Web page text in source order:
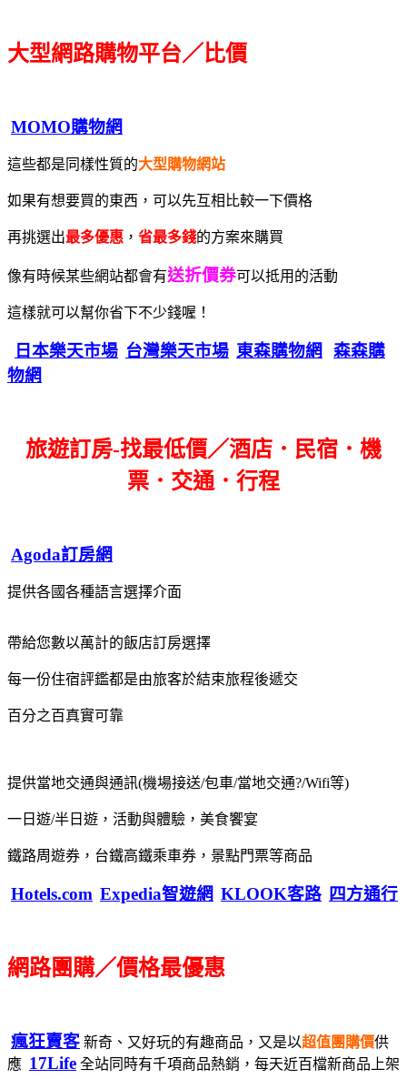
大型網路購物平台／比價
MOMO購物網
這些都是同樣性質的大型購物網站
如果有想要買的東西，可以先互相比較一下價格
再挑選出最多優惠 ， 省最多錢的方案來購買
像有時候某些網站都會有送折價券可以抵用的活動
這樣就可以幫你省下不少錢喔！
日本樂天市場 台灣樂天市場 東森購物網
森森購
物網
旅遊訂房-找最低價／酒店．民宿．機
票．交通．行程
Agoda訂房網
提供各國各種語言選擇介面
帶給您數以萬計的飯店訂房選擇
每一份住宿評鑑都是由旅客於結束旅程後遞交
百分之百真實可靠
提供當地交通與通訊(機場接送/包車/當地交通?/Wifi等)
一日遊/半日遊，活動與體驗，美食饗宴
鐵路周遊券，台鐵高鐵乘車券，景點門票等商品
Hotels.com Expedia智遊網 KLOOK客路 四方通行
網路團購／價格最優惠
瘋狂賣客 新奇、又好玩的有趣商品，又是以超值團購價供
應 17Life 全站同時有千項商品熱銷，每天近百檔新商品上架